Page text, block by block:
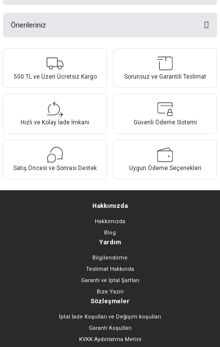
Önerileriniz
Bu ürünün fiyat bilgisi, resim, ürün açıklamalarında ve diğer konularda
yetersiz gördüğünüz noktaları öneri formunu kullanarak tarafımıza
Görüş ve önerileriniz için teşekkür ederiz.
Ürün resmi kalitesiz, bozuk veya görüntülenemiyor.
Ürün açıklamasında eksik bilgiler bulunuyor.
Bu ürüne benzer farklı alternatifler olmalı.
Gönder
500 TL ve Üzeri Ücretsiz Kargo Sorunsuz ve Garantili Teslimat
Hızlı ve Kolay İade İmkanı Güvenli Ödeme Sistemi
Satış Öncesi ve Sonrası Destek Uygun Ödeme Seçenekleri
Hakkımızda
Hakkımızda
Blog
Yardım
Bilgilendirme
Teslimat Hakkında
Garanti ve İptal Şartları
Bize Yazın
Sözleşmeler
İptal İade Koşulları ve Değişim koşulları
Garanti Koşulları
KVKK Aydınlatma Metini